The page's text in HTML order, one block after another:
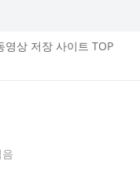
영상 저장 사이트 TOP